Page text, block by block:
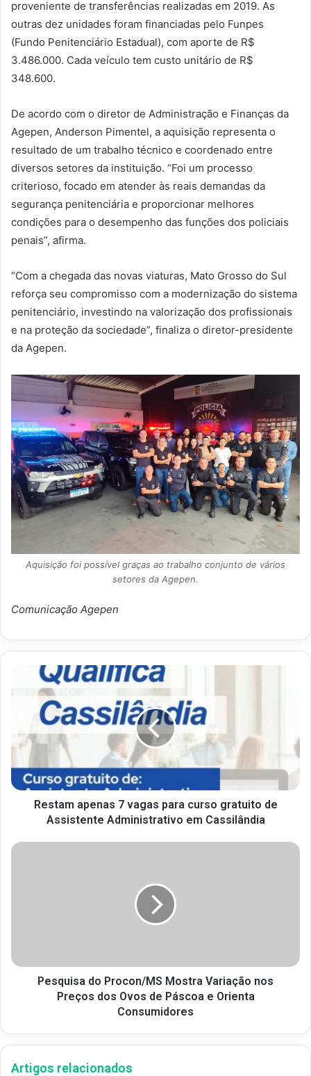
proveniente de transferências realizadas em 2019. As
outras dez unidades foram financiadas pelo Funpes
(Fundo Penitenciário Estadual), com aporte de R$
3.486.000. Cada veículo tem custo unitário de R$
348.600.
De acordo com o diretor de Administração e Finanças da
Agepen, Anderson Pimentel, a aquisição representa o
resultado de um trabalho técnico e coordenado entre
diversos setores da instituição. “Foi um processo
criterioso, focado em atender às reais demandas da
segurança penitenciária e proporcionar melhores
condições para o desempenho das funções dos policiais
penais”, afirma.
“Com a chegada das novas viaturas, Mato Grosso do Sul
reforça seu compromisso com a modernização do sistema
penitenciário, investindo na valorização dos profissionais
e na proteção da sociedade”, finaliza o diretor-presidente
da Agepen.
Aquisição foi possível graças ao trabalho conjunto de vários
setores da Agepen.
Comunicação Agepen
Restam apenas 7 vagas para curso gratuito de
Assistente Administrativo em Cassilândia
Pesquisa do Procon/MS Mostra Variação nos
Preços dos Ovos de Páscoa e Orienta
Consumidores
Artigos relacionados